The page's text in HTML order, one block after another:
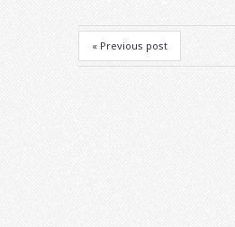
« Previous post